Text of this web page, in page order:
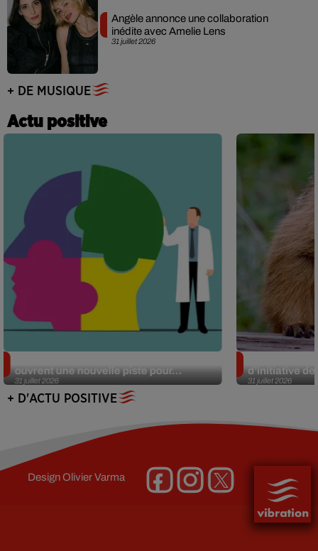
31 juillet 2026
Angèle annonce une collaboration
inédite avec Amelie Lens
+ DE MUSIQUE
Actu positive
31 juillet 2026
ouvrent une nouvelle piste pour...
31 juillet 2026
d’initiative
+ D'ACTU POSITIVE
DesignOlivier Varma